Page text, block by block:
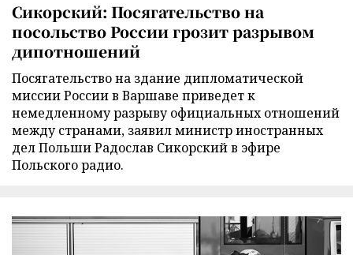
Сикорский: Посягательство на
посольство России грозит разрывом
дипотношений
Посягательство на здание дипломатической
миссии России в Варшаве приведет к
немедленному разрыву официальных отношений
между странами, заявил министр иностранных
дел Польши Радослав Сикорский в эфире
Польского радио.